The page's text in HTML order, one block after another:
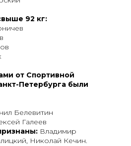
92 кг:
от Спортивной
Петербурга были
Белевитин
Галеев
Владимир
Николай Кечин.